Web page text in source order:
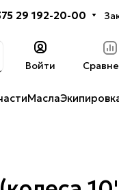
29 192-20-00
Войти
Масла